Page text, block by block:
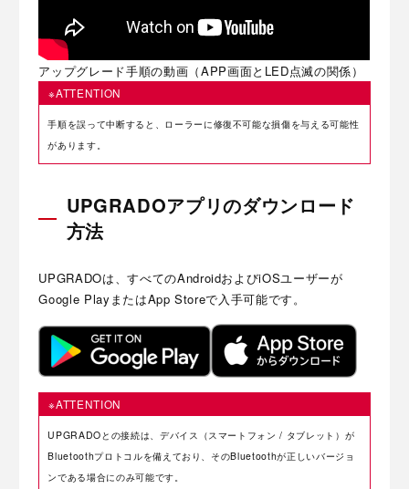
アップグレード手順の動画（APP画面とLED点滅の関係）
※ATTENTION
手順を誤って中断すると、ローラーに修復不可能な損傷を与える可能性
があります。
UPGRADOアプリのダウンロード
方法
UPGRADOは、すべてのAndroidおよびiOSユーザーが
Google PlayまたはApp Storeで入手可能です。
※ATTENTION
UPGRADOとの接続は、デバイス（スマートフォン / タブレット）が
Bluetoothプロトコルを備えており、そのBluetoothが正しいバージョ
ンである場合にのみ可能です。